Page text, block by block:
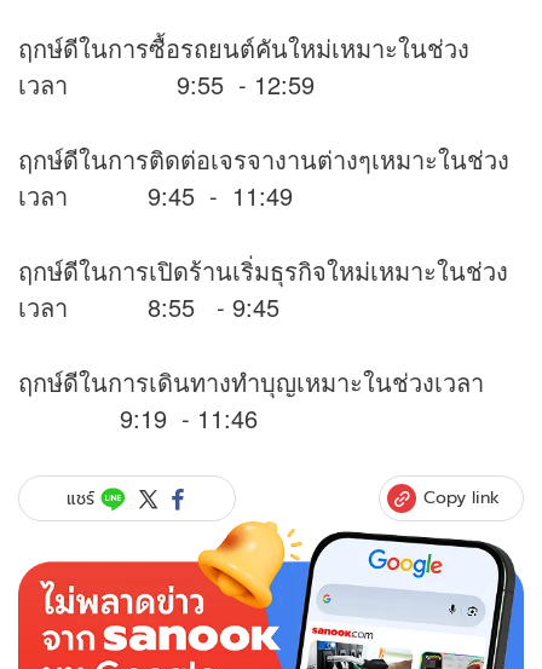
ฤกษ์ดีในการซื้อรถยนต์คันใหม่เหมาะในช่วง
เวลา 9:55 - 12:59
ฤกษ์ดีในการติดต่อเจรจางานต่างๆเหมาะในช่วง
เวลา 9:45 - 11:49
ฤกษ์ดีในการเปิดร้านเริ่มธุรกิจใหม่เหมาะในช่วง
เวลา 8:55 - 9:45
ฤกษ์ดีในการเดินทางทำบุญเหมาะในช่วงเวลา
9:19 - 11:46
แชร์ Copy link